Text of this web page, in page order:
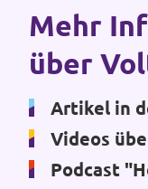
Mehr
über
Artikel in
Videos
Podcast